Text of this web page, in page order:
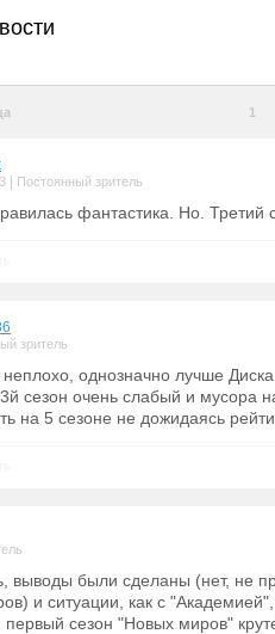
1
Постоянный зритель
фантастика. Но. Третий
зритель
однозначно лучше
сезон очень слабый и мусора
на 5 сезоне не дожидаясь
выводы были сделаны (нет, не
и ситуации, как с "Академией",
первый сезон "Новых миров"